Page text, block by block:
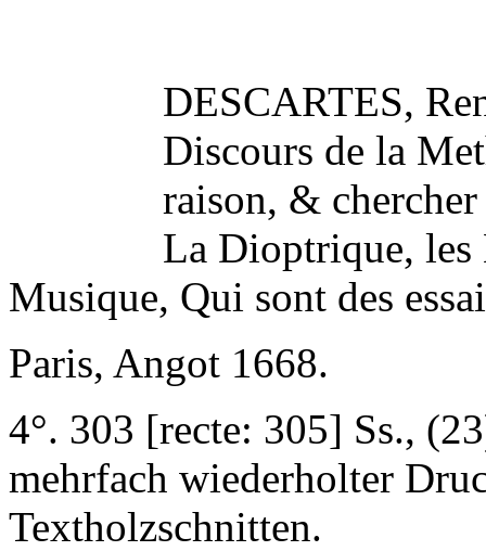
DESCARTES,
Discours de la
raison, &
La Dioptrique, les
Musique, Qui sont des
Paris, Angot 1668.
4°. 303 [recte: 305] Ss.,
mehrfach wiederholter
Textholzschnitten.